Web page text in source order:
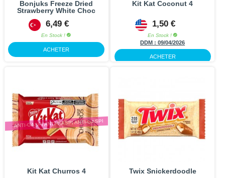
Bonjuks Freeze Dried
Strawberry White Choc
6,49 €
En Stock !
ACHETER
Kit Kat Coconut 4
1,50 €
En Stock !
DDM :09/04/2026
ACHETER
ANTI-GASPI ANTI-GASPI ANTI-GASPI
Kit Kat Churros 4 Twix Snickerdoodle